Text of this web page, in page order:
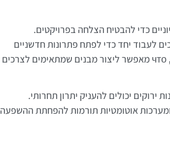
כדי להבטיח הצלחה בפרויקטים.
לעבוד יחד כדי לפתח פתרונות חדשניים
וברות קיימא. כל איש מקצוע מביא את הידע והמומחיות שלו, что מאפשר ליצור מבנים שמתאימים לצרכים
יכולים להעניק יתרון תחרותי.
אוטומטיות תורמות להפחתת ההשפעה